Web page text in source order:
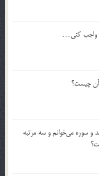
واجب كني…
و سوره مي‌خوانم و سه مرتبه